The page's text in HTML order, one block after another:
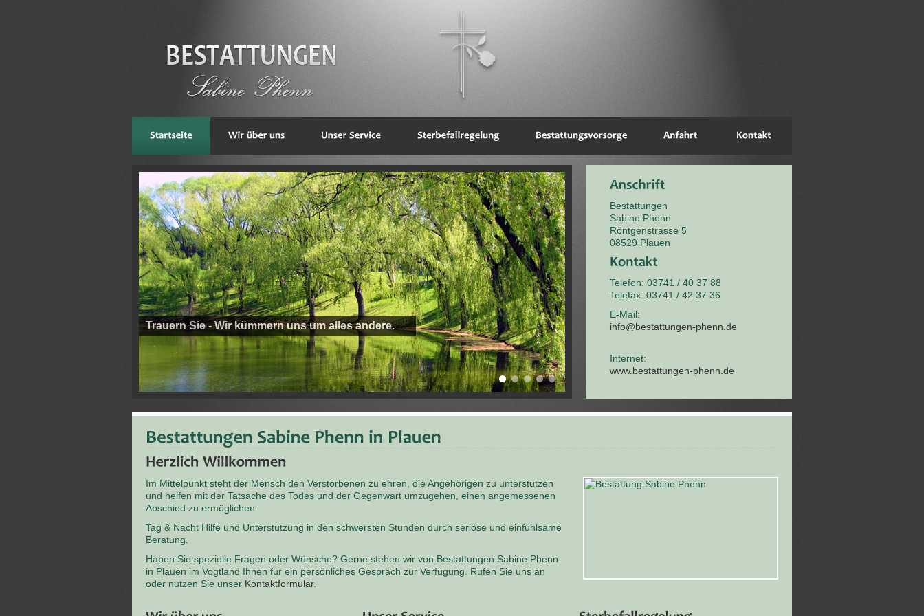
Bestattungen
Sabine Phenn
Röntgenstrasse 5
08529 Plauen
Telefon: 03741 / 40 37 88
Telefax: 03741 / 42 37 36
E-Mail:
info@bestattungen-phenn.de
Internet:
www.bestattungen-phenn.de
Trauern Sie - Wir kümmern uns um alles andere.
Im Mittelpunkt steht der Mensch den Verstorbenen zu ehren, die Angehörigen zu unterstützen
und helfen mit der Tatsache des Todes und der Gegenwart umzugehen, einen angemessenen
Abschied zu ermöglichen.
Tag & Nacht Hilfe und Unterstützung in den schwersten Stunden durch seriöse und einfühlsame
Beratung.
Haben Sie spezielle Fragen oder Wünsche? Gerne stehen wir von Bestattungen Sabine Phenn
in Plauen im Vogtland Ihnen für ein persönliches Gespräch zur Verfügung. Rufen Sie uns an
oder nutzen Sie unser Kontaktformular.